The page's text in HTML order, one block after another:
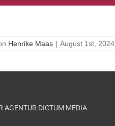
Henrike Maas | August 1st, 2024
AGENTUR DICTUM MEDIA